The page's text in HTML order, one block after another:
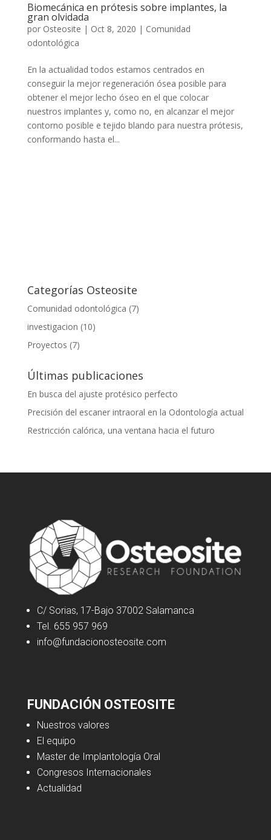
Biomecánica en prótesis sobre implantes, la
gran olvidada
por Osteosite | Oct 8, 2020 | Comunidad
odontológica
En la actualidad todos estamos centrados en
conseguir la mejor regeneración ósea posible para
obtener el mejor lecho óseo en el que colocar
nuestros implantes y, como no, en alcanzar el mejor
contorno posible e tejido blando para nuestra prótesis,
conformando hasta el...
Categorías Osteosite
Comunidad odontológica (7)
investigacion (10)
Proyectos (7)
Últimas publicaciones
En busca del ajuste protésico perfecto
Precisión del escaner intraoral en la Odontología actual
Restricción calórica, una ventana hacia el futuro
C/ Sorias, 17-Bajo 37002 Salamanca
Tel. 655 957 969
info@fundacionosteosite.com
FUNDACIÓN OSTEOSITE
Nuestros valores
El equipo
Master de Implantología Oral
Congresos Internacionales
Actualidad